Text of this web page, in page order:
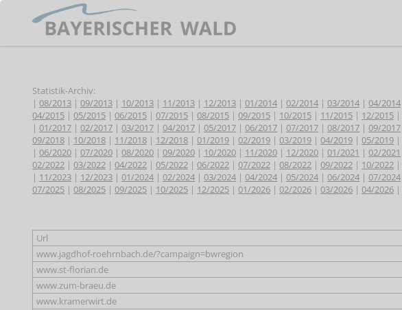
Statistik-Archiv:
| 08/2013 | 09/2013 | 10/2013 | 11/2013 | 12/2013 | 01/2014 | 02/2014 | 03/2014 | 04/2014
04/2015 | 05/2015 | 06/2015 | 07/2015 | 08/2015 | 09/2015 | 10/2015 | 11/2015 | 12/2015 |
| 01/2017 | 02/2017 | 03/2017 | 04/2017 | 05/2017 | 06/2017 | 07/2017 | 08/2017 | 09/2017
09/2018 | 10/2018 | 11/2018 | 12/2018 | 01/2019 | 02/2019 | 03/2019 | 04/2019 | 05/2019 |
| 06/2020 | 07/2020 | 08/2020 | 09/2020 | 10/2020 | 11/2020 | 12/2020 | 01/2021 | 02/2021
02/2022 | 03/2022 | 04/2022 | 05/2022 | 06/2022 | 07/2022 | 08/2022 | 09/2022 | 10/2022 |
| 11/2023 | 12/2023 | 01/2024 | 02/2024 | 03/2024 | 04/2024 | 05/2024 | 06/2024 | 07/2024
07/2025 | 08/2025 | 09/2025 | 10/2025 | 12/2025 | 01/2026 | 02/2026 | 03/2026 | 04/2026 |
Url
www.jagdhof-roehrnbach.de/?campaign=bwregion
www.st-florian.de
www.zum-braeu.de
www.kramerwirt.de